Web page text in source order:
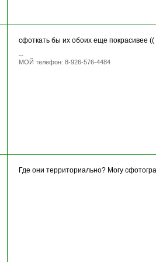
сфоткать бы их обоих еще покрасивее ((
--
МОЙ телефон: 8-926-576-4484
Где они территориально? Могу